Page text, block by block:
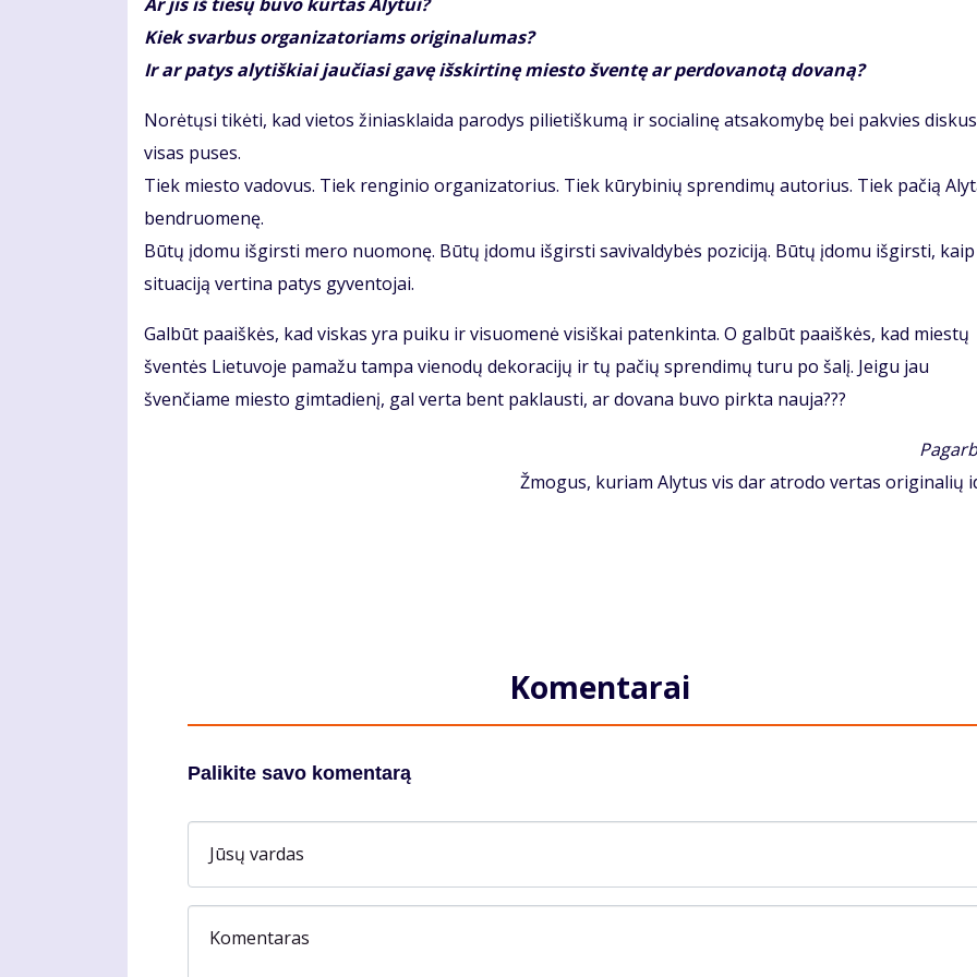
Kiek svarbus organizatoriams originalumas?
Ir ar patys alytiškiai jaučiasi gavę išskirtinę miesto šventę ar perdovanotą dovaną?
Norėtųsi tikėti, kad vietos žiniasklaida parodys pilietiškumą ir socialinę atsakomybę bei pakvies
visas puses.
Tiek miesto vadovus. Tiek renginio organizatorius. Tiek kūrybinių sprendimų autorius. Tiek pačią
bendruomenę.
Būtų įdomu išgirsti mero nuomonę. Būtų įdomu išgirsti savivaldybės poziciją. Būtų įdomu išgirsti, kaip
situaciją vertina patys gyventojai.
Galbūt paaiškės, kad viskas yra puiku ir visuomenė visiškai patenkinta. O galbūt paaiškės, kad miestų
šventės Lietuvoje pamažu tampa vienodų dekoracijų ir tų pačių sprendimų turu po šalį. Jeigu jau
švenčiame miesto gimtadienį, gal verta bent paklausti, ar dovana buvo pirkta nauja???
Žmogus, kuriam Alytus vis dar atrodo vertas originalių
Komentarai
Palikite savo komentarą
Jūsų vardas
Komentaras